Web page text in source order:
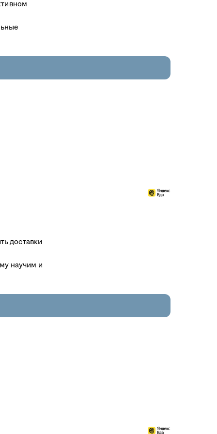
доставки
научим и